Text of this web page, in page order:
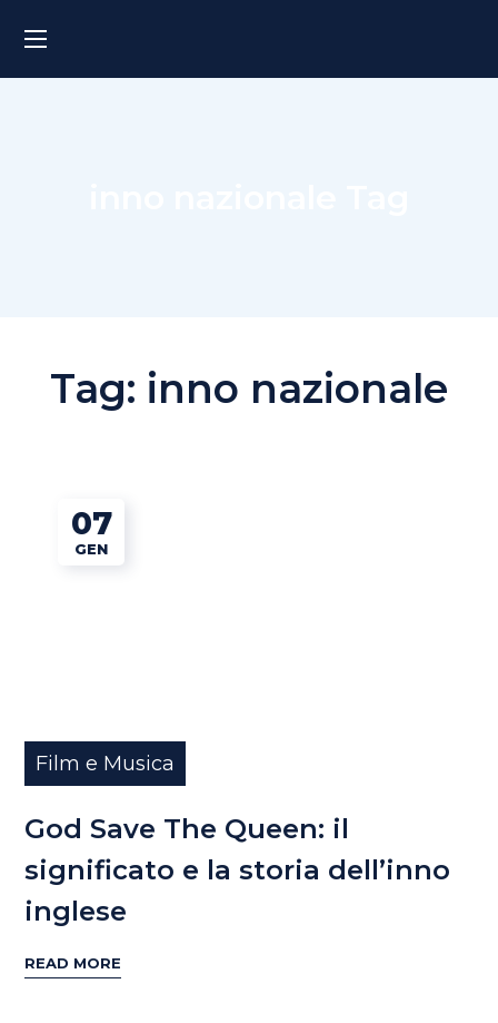
Tag: inno nazionale
07
GEN
Film e Musica
God Save The Queen: il
significato e la storia dell’inno
inglese
READ MORE